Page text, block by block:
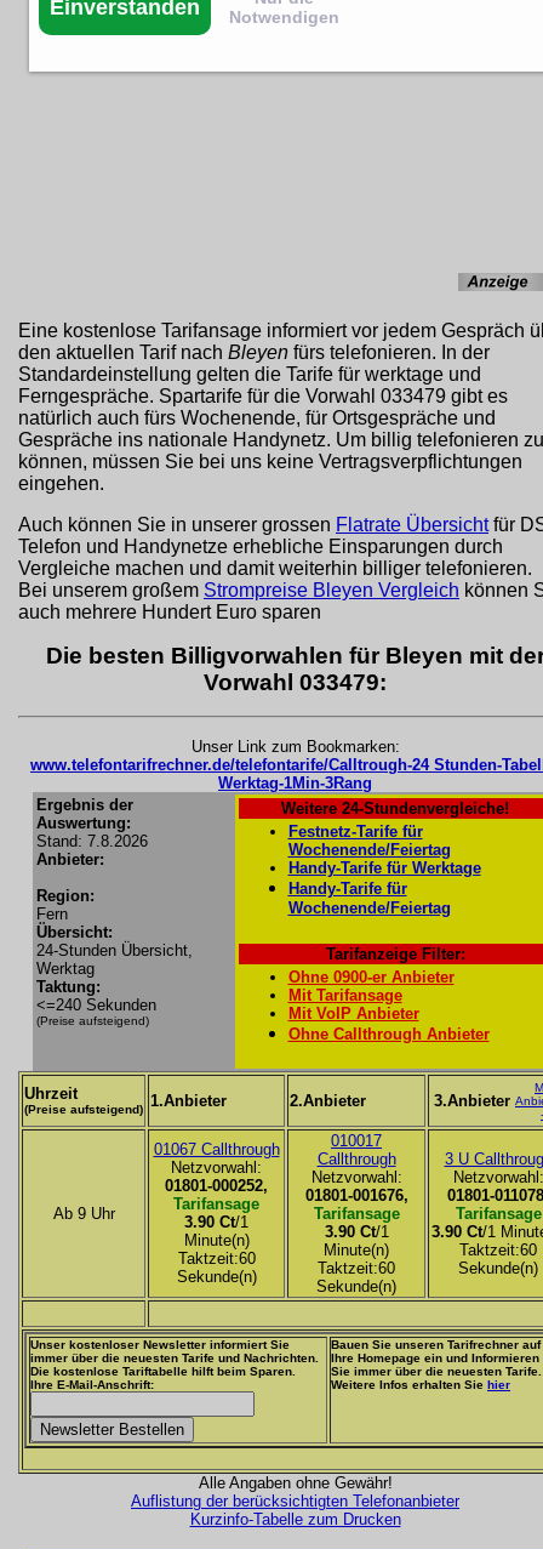
Eine kostenlose Tarifansage informiert vor jedem Gespräch
den aktuellen Tarif nach Bleyen fürs telefonieren. In der
Standardeinstellung gelten die Tarife für werktage und
Ferngespräche. Spartarife für die Vorwahl 033479 gibt es
natürlich auch fürs Wochenende, für Ortsgespräche und
Gespräche ins nationale Handynetz. Um billig telefonieren zu
können, müssen Sie bei uns keine Vertragsverpflichtungen
eingehen.
Auch können Sie in unserer grossen Flatrate Übersichtfür
Telefon und Handynetze erhebliche Einsparungen durch
Vergleiche machen und damit weiterhin billiger telefonieren.
Bei unserem großem Strompreise Bleyen Vergleich können
auch mehrere Hundert Euro sparen
Die besten Billigvorwahlen für Bleyen mit
Vorwahl 033479:
Unser Link zum Bookmarken:
www.telefontarifrechner.de/telefontarife/Calltrough-24 Stunden-
Werktag-1Min-3Rang
Ergebnis der
Auswertung:
Stand: 7.8.2026
Anbieter:
Region:
Fern
Übersicht:
24-Stunden Übersicht,
Werktag
Taktung:
<=240 Sekunden
(Preise aufsteigend)
Weitere 24-Stundenvergleiche!
Festnetz-Tarife für
Wochenende/Feiertag
Handy-Tarife für Werktage
Handy-Tarife für
Wochenende/Feiertag
Tarifanzeige Filter:
Ohne 0900-er Anbieter
Mit Tarifansage
Mit VoIP Anbieter
Ohne Callthrough Anbieter
Uhrzeit
(Preise aufsteigend) 1.Anbieter 2.Anbieter 3.Anbieter
Ab 9 Uhr
01067 Callthrough
Netzvorwahl:
01801-000252,
Tarifansage
3.90 Ct/1
Minute(n)
Taktzeit:60
Sekunde(n)
010017
Callthrough
Netzvorwahl:
01801-001676,
Tarifansage
3.90 Ct/1
Minute(n)
Taktzeit:60
Sekunde(n)
3 U
Netzvorwahl:
01801-
Tarifansage
3.90 Ct/1
Taktzeit:60
Sekunde(n)
Unser kostenloser Newsletter informiert Sie
immer über die neuesten Tarife und Nachrichten.
Die kostenlose Tariftabelle hilft beim Sparen.
Ihre E-Mail-Anschrift:
Bauen Sie unseren Tarifrechner auf
Ihre Homepage ein und Informieren
Sie immer über die neuesten Tarife.
Weitere Infos erhalten Sie hier
Alle Angaben ohne Gewähr!
Auflistung der berücksichtigten Telefonanbieter
Kurzinfo-Tabelle zum Drucken
Einverstanden
Notwendigen